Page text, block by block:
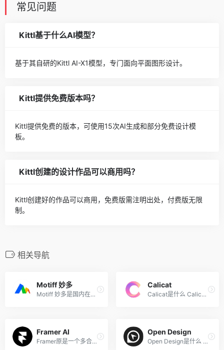
常见问题
Kittl基于什么AI模型？
基于其自研的Kittl AI-X1模型，专门面向平面图形设计。
Kittl提供免费版本吗？
Kittl提供免费的版本，可使用15次AI生成和部分免费设计模
板。
Kittl创建的设计作品可以商用吗？
Kittl创建好的作品可以商用，免费版需注明出处，付费版无限
制。
相关导航
Motiff 妙多
Motiff 妙多是国内在线教育企...
Calicat
Calicat是什么 Calicat是Proc...
Framer AI
Framer原是一个多合一的网页...
Open Design
Open Design是什么 Open Desi...